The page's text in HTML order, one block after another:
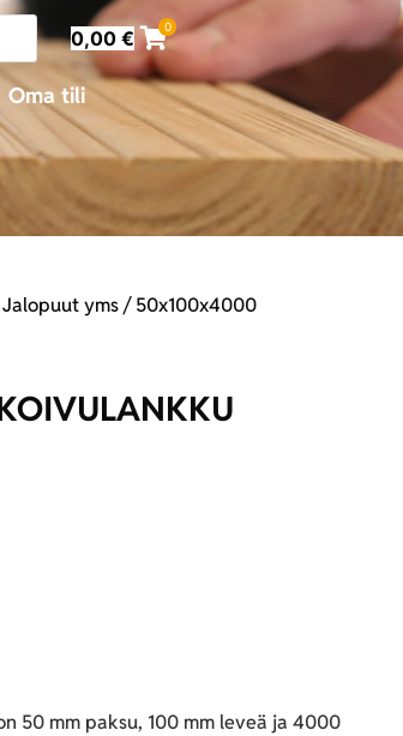
0,00€ 0
Oma tili
Jalopuut yms/ 50x100x4000
50 mm paksu, 100 mm leveä ja 4000